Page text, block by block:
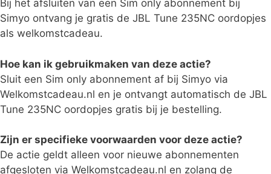
Bij het afsluiten van een Sim only abonnement bij
Simyo ontvang je gratis de JBL Tune 235NC oordopjes
als welkomstcadeau.
Hoe kan ik gebruikmaken van deze actie?
Sluit een Sim only abonnement af bij Simyo via
Welkomstcadeau.nl en je ontvangt automatisch de JBL
Tune 235NC oordopjes gratis bij je bestelling.
Zijn er specifieke voorwaarden voor deze actie?
De actie geldt alleen voor nieuwe abonnementen
afgesloten via Welkomstcadeau.nl en zolang de